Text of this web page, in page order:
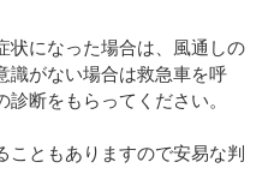
状になった場合は、風通しの
識がない場合は救急車を呼
断をもらってください。
こともありますので安易な判